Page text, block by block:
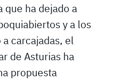
que ha dejado a
y a los
carcajadas, el
de Asturias ha
propuesta